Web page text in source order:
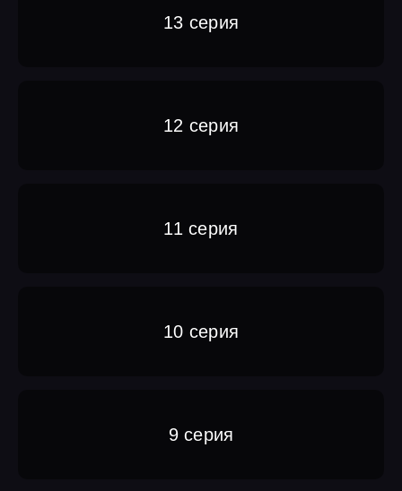
13 серия
12 серия
11 серия
10 серия
9 серия